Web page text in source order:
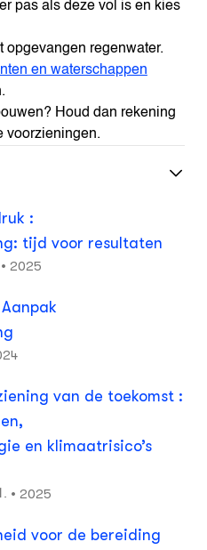
pas als deze vol is en kies
opgevangen regenwater.
en waterschappen
Houd dan rekening
voorzieningen.
:
tijd voor resultaten
2025
van de toekomst :
en klimaatrisico’s
• 2025
voor de bereiding